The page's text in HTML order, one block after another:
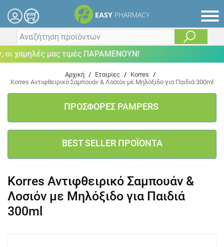
EASY PHARMACY
χαμηλές μας τιμές ΠΑΡΑΜΕΝΟΥΝ!
Αρχική / Εταιρίες / Korres /
Korres Αντιφθειρικό Σαμπουάν & Λοσιόν με Μηλόξιδο για Παιδιά 300ml
ΠΡΟΣΦΟΡΕΣ PAMPERS
BEST SELLER ΠΡΟΪΟΝΤΑ
Korres Αντιφθειρικό Σαμπουάν &
Λοσιόν με Μηλόξιδο για Παιδιά
300ml